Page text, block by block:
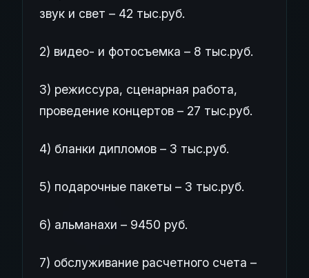
звук и свет – 42 тыс.руб.
2) видео- и фотосъемка – 8 тыс.руб.
3) режиссура, сценарная работа,
проведение концертов – 27 тыс.руб.
4) бланки дипломов – 3 тыс.руб.
5) подарочные пакеты – 3 тыс.руб.
6) альманахи – 9450 руб.
7) обслуживание расчетного счета –